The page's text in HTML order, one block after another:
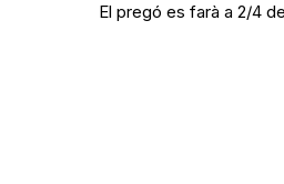
El pregó es farà a 2/4